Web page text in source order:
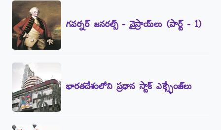
గవర్నర్‌ జనరల్స్‌ - వైస్రాయ్‌లు (పార్ట్‌ - 1)
భారతదేశంలోని ప్రధాన స్టాక్‌ ఎక్స్ఛేంజ్‌లు